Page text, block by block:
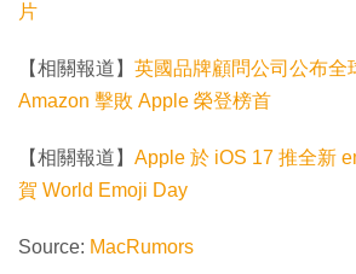
片
【相關報道】 英國品牌顧問公司公布全
Amazon 擊敗 Apple 榮登榜首
【相關報道】 Apple 於 iOS 17 推全新
賀 World Emoji Day
Source: MacRumors